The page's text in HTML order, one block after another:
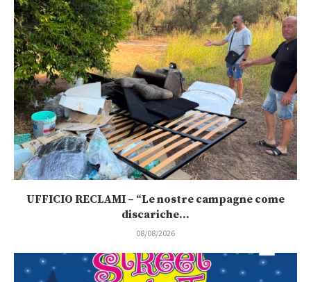
UFFICIO RECLAMI – “Le nostre campagne come
discariche...
08/08/2026